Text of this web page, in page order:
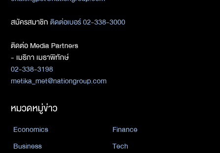
สมัครสมาชิกติดต่อเบอร์ 02-338-3000
ติดต่อ Media Partners
- เมธิกา เมธาพิทักษ์
02-338-3198
metika_met@nationgroup.com
หมวดหมู่ข่าว
Economics
Finance
Business
Tech